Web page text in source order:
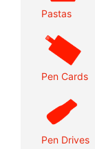
Pastas
Pen Cards
Pen Drives